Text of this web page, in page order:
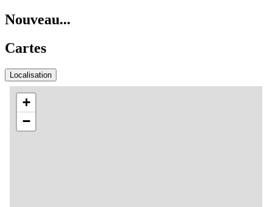
Nouveau...
Cartes
Localisation